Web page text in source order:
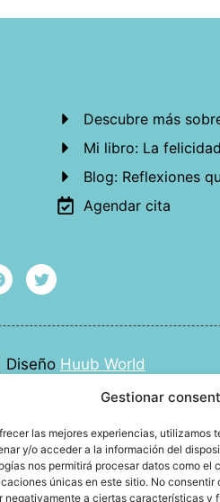
Gestionar
las mejores experiencias, utilizamos
y/o acceder a la información del
nos permitirá procesar datos como el
únicas en este sitio. No consentir
negativamente a ciertas características y
Descubre más
Mi libro: La
Blog: Reflexiones
Agendar cita
Diseño Huub World